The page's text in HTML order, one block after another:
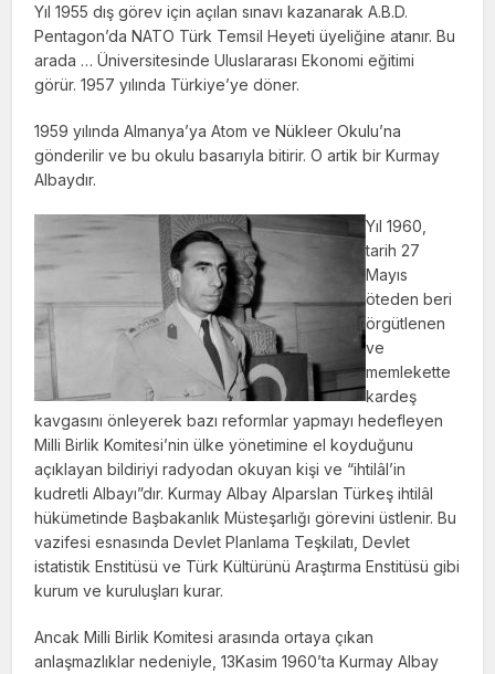
Yıl 1955 dış görev için açılan sınavı kazanarak A.B.D.
Pentagon’da NATO Türk Temsil Heyeti üyeliğine atanır. Bu
arada … Üniversitesinde Uluslararası Ekonomi eğitimi
görür. 1957 yılında Türkiye’ye döner.
1959 yılında Almanya’ya Atom ve Nükleer Okulu’na
gönderilir ve bu okulu basarıyla bitirir. O artik bir Kurmay
Albaydır.
Yıl 1960,
tarih 27
Mayıs
öteden beri
örgütlenen
ve
memlekette
kardeş
kavgasını önleyerek bazı reformlar yapmayı hedefleyen
Milli Birlik Komitesi’nin ülke yönetimine el koyduğunu
açıklayan bildiriyi radyodan okuyan kişi ve “ihtilâl’in
kudretli Albayı”dır. Kurmay Albay Alparslan Türkeş ihtilâl
hükümetinde Başbakanlık Müsteşarlığı görevini üstlenir. Bu
vazifesi esnasında Devlet Planlama Teşkilatı, Devlet
istatistik Enstitüsü ve Türk Kültürünü Araştırma Enstitüsü gibi
kurum ve kuruluşları kurar.
Ancak Milli Birlik Komitesi arasında ortaya çıkan
anlaşmazlıklar nedeniyle, 13Kasim 1960’ta Kurmay Albay